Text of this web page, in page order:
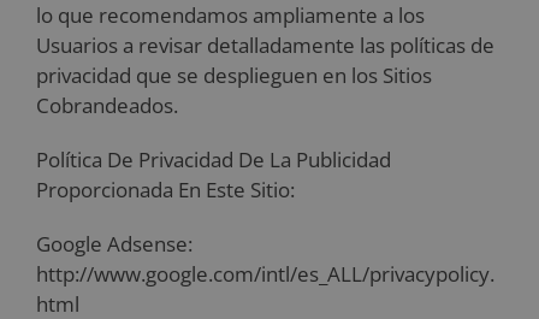
lo que recomendamos ampliamente a los
Usuarios a revisar detalladamente las políticas de
privacidad que se desplieguen en los Sitios
Cobrandeados.
Política De Privacidad De La Publicidad
Proporcionada En Este Sitio:
Google Adsense:
http://www.google.com/intl/es_ALL/privacypolicy.
html